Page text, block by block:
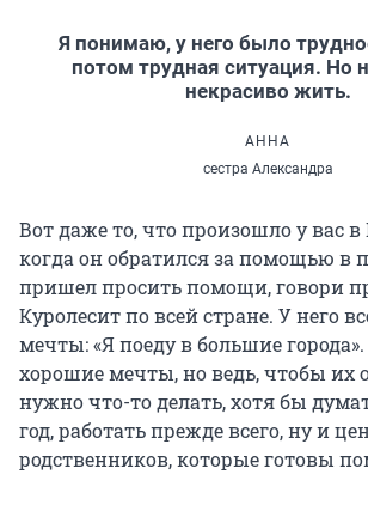
Я понимаю, у него было
потом трудная ситуация. Но
некрасиво жить.
АННА
сестра Александра
Вот даже то, что произошло у вас в
когда он обратился за помощью в
пришел просить помощи, говори
Куролесит по всей стране. У него
мечты: «Я поеду в большие
хорошие мечты, но ведь, чтобы их
нужно что-то делать, хотя бы
год, работать прежде всего, ну и
родственников, которые готовы